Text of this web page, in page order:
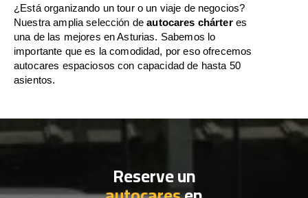
¿Está organizando un tour o un viaje de negocios?
Nuestra amplia selección deautocares chárteres
una de las mejores en Asturias. Sabemos lo
importante que es la comodidad, por eso ofrecemos
autocares espaciosos con capacidad de hasta 50
asientos.
Reserve un